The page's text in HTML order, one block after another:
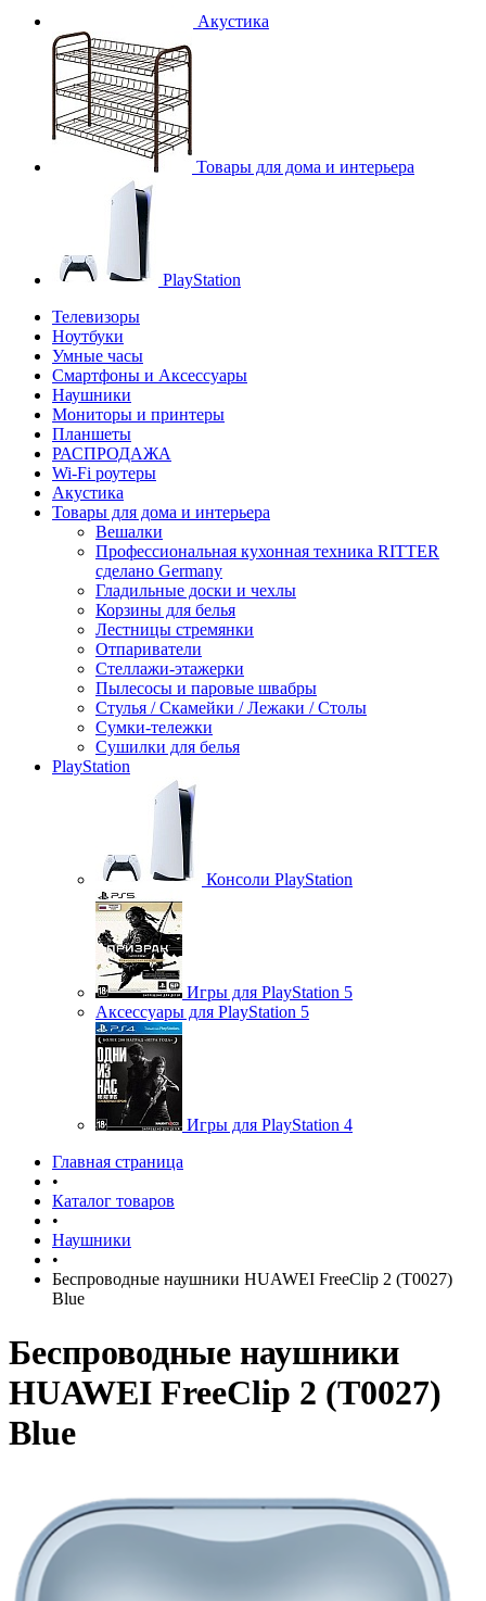
Акустика
Товары для дома и интерьера
PlayStation
Телевизоры
Ноутбуки
Умные часы
Смартфоны и Аксессуары
Наушники
Мониторы и принтеры
Планшеты
РАСПРОДАЖА
Wi-Fi роутеры
Акустика
Товары для дома и интерьера
Вешалки
Профессиональная кухонная техника RITTER
сделано Germany
Гладильные доски и чехлы
Корзины для белья
Лестницы стремянки
Отпариватели
Стеллажи-этажерки
Пылесосы и паровые швабры
Стулья / Скамейки / Лежаки / Столы
Сумки-тележки
Сушилки для белья
PlayStation
Консоли PlayStation
Игры для PlayStation 5
Аксессуары для PlayStation 5
Игры для PlayStation 4
Главная страница
•
Каталог товаров
•
Наушники
•
Беспроводные наушники HUAWEI FreeClip 2 (T0027)
Blue
Беспроводные наушники
HUAWEI FreeClip 2 (T0027)
Blue